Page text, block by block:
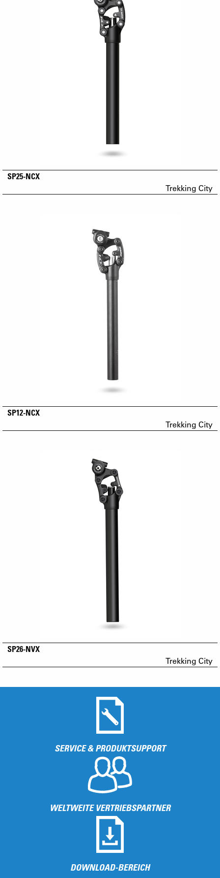
SP25-NCX
Trekking City
SP12-NCX
Trekking City
SP26-NVX
Trekking City
SERVICE & PRODUKTSUPPORT
WELTWEITE VERTRIEBSPARTNER
DOWNLOAD-BEREICH